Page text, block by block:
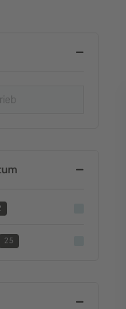
25